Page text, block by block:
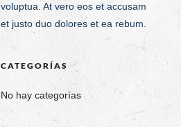
voluptua. At vero eos et accusam
et justo duo dolores et ea rebum.
CATEGORÍAS
No hay categorías